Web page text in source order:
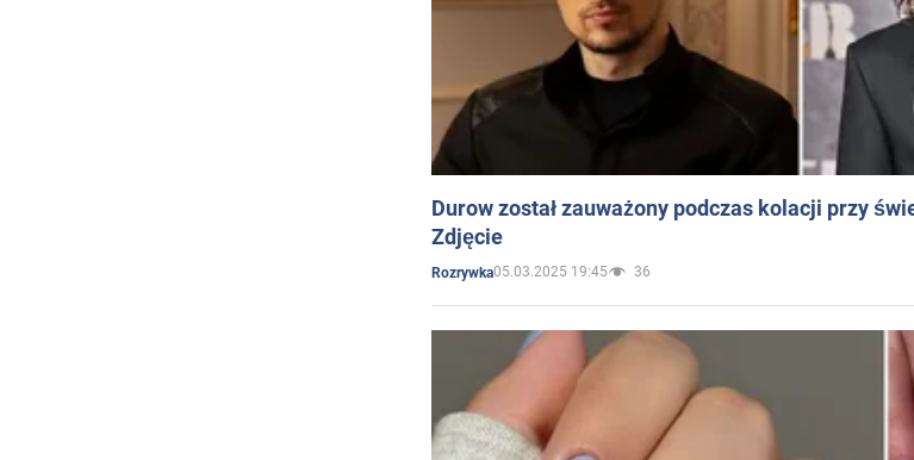
Durow został zauważony podczas kolacji przy
Zdjęcie
Rozrywka05.03.2025 19:45 36